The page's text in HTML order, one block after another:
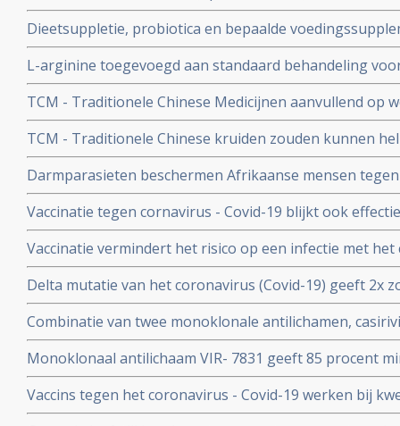
ziekenhuisopname en overlijden bij alle bekende
Covid-19 blijkt uit SPECTRA fase III studie
Dieetsuppletie, probiotica en bepaalde
of als aanvullende of alleenstaande behandeling van
coronavirus - SARS-CoV-2 - geeft interessante
studies
L-arginine toegevoegd aan standaard behandeling
ernstige ziekte door coronavirus - Covid-19 verbetert
ziekenhuisverblijf met
TCM - Traditionele Chinese Medicijnen aanvullend op
bij patienten met milde tot matige COVID-19 -
TCM - Traditionele Chinese kruiden zouden kunnen
Corona virus, zeggen Chinese onderzoekers
Darmparasieten beschermen Afrikaanse mensen
hun immuunsysteem reageert anders dan
Vaccinatie tegen cornavirus - Covid-19 blijkt ook
immuunziektes en mensen die
Vaccinatie vermindert het risico op een infectie met
immuniteit van een eerdere infectie beschermt echter
keer. Dit toont groot onderzoek aan uit Israel
Delta mutatie van het coronavirus (Covid-19) geeft 2x
vs 4 procent) op ernstige ziekte dan de Alpha mutatie.
Combinatie van twee monoklonale antilichamen,
COV) kan ernstig zieke Covid-19 patienten die zelf
behoeden voor overlijden
Monoklonaal antilichaam VIR- 7831 geeft 85 procent
overlijden bij patienten met het coronavirus - COVID-
vergelijking met placebo
Vaccins tegen het coronavirus - Covid-19 werken bij
kankerpatienten onvoldoende blijkt uit groot